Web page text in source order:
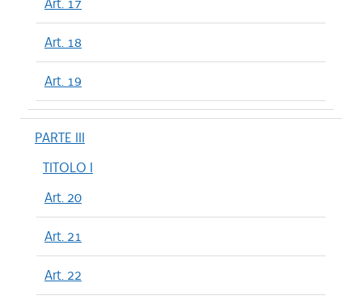
Art. 18
Art. 19
PARTE III
TITOLO I
Art. 20
Art. 21
Art. 22